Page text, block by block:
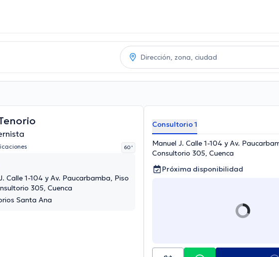
60 '
Calle 1-104 y Av. Paucarbamba, Piso
305, Cuenca
Santa Ana
Consultorio 1
Manuel J. Calle 1-104 y Av.
Consultorio 305, Cuenca
Próxima disponibilidad